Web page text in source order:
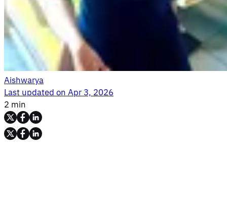
Aishwarya
Last updated onApr 3, 2026
2 min